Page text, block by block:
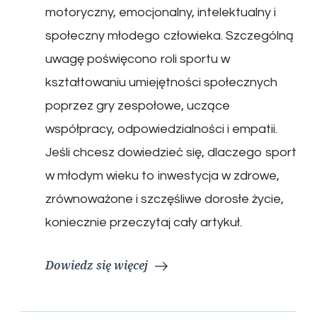
motoryczny, emocjonalny, intelektualny i
społeczny młodego człowieka. Szczególną
uwagę poświęcono roli sportu w
kształtowaniu umiejętności społecznych
poprzez gry zespołowe, uczące
współpracy, odpowiedzialności i empatii.
Jeśli chcesz dowiedzieć się, dlaczego sport
w młodym wieku to inwestycja w zdrowe,
zrównoważone i szczęśliwe dorosłe życie,
koniecznie przeczytaj cały artykuł.
Dowiedz się więcej